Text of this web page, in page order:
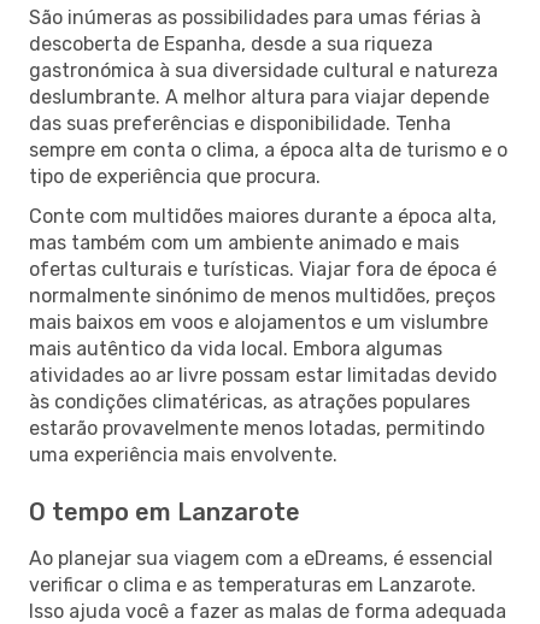
São inúmeras as possibilidades para umas férias à
descoberta de Espanha, desde a sua riqueza
gastronómica à sua diversidade cultural e natureza
deslumbrante. A melhor altura para viajar depende
das suas preferências e disponibilidade. Tenha
sempre em conta o clima, a época alta de turismo e o
tipo de experiência que procura.
Conte com multidões maiores durante a época alta,
mas também com um ambiente animado e mais
ofertas culturais e turísticas. Viajar fora de época é
normalmente sinónimo de menos multidões, preços
mais baixos em voos e alojamentos e um vislumbre
mais autêntico da vida local. Embora algumas
atividades ao ar livre possam estar limitadas devido
às condições climatéricas, as atrações populares
estarão provavelmente menos lotadas, permitindo
uma experiência mais envolvente.
O tempo em Lanzarote
Ao planejar sua viagem com a eDreams, é essencial
verificar o clima e as temperaturas em Lanzarote.
Isso ajuda você a fazer as malas de forma adequada